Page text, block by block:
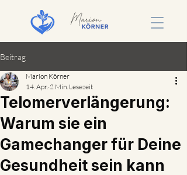
Beitrag
Telomerverlängerung:
Warum sie ein
Gamechanger für Deine
Gesundheit sein kann
Marion Körner
14. Apr. 2 Min. Lesezeit